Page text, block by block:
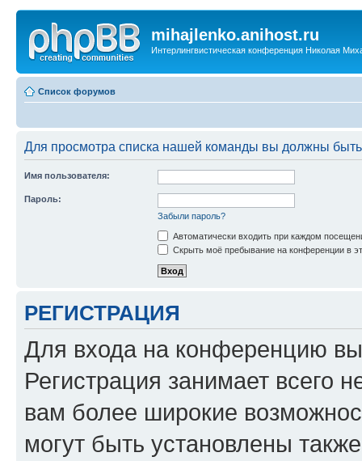
mihajlenko.anihost.ru
Интерлингвистическая конференция Николая
Список форумов
Для просмотра списка нашей команды вы должны
Имя пользователя:
Пароль:
Забыли пароль?
Автоматически входить при каждом
Скрыть моё пребывание на конференции в
РЕГИСТРАЦИЯ
Для входа на конференцию
Регистрация занимает всего
вам более широкие
могут быть установлены